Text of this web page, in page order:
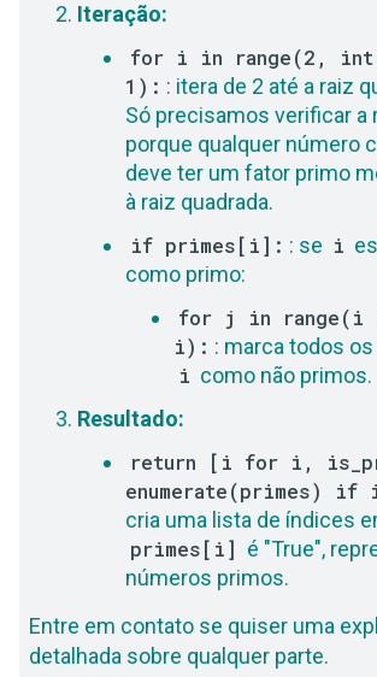
Iteração:
for i in range(2,
1): : itera de 2 até a raiz
Só precisamos verificar a
porque qualquer número
deve ter um fator primo
à raiz quadrada.
if primes[i]: : se i
como primo:
for j in range(i
i): : marca todos
i como não primos.
Resultado:
return [i for i,
enumerate(primes) if
cria uma lista de índices
primes[i] é "True",
números primos.
Entre em contato se quiser uma
detalhada sobre qualquer parte.